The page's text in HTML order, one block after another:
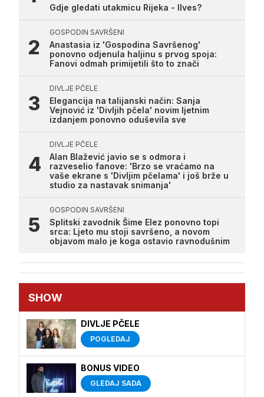
Gdje gledati utakmicu Rijeka - Ilves?
GOSPODIN SAVRŠENI
Anastasia iz 'Gospodina Savršenog'
ponovno odjenula haljinu s prvog spoja:
Fanovi odmah primijetili što to znači
DIVLJE PČELE
Elegancija na talijanski način: Sanja
Vejnović iz 'Divljih pčela' novim ljetnim
izdanjem ponovno oduševila sve
DIVLJE PČELE
Alan Blažević javio se s odmora i
razveselio fanove: 'Brzo se vraćamo na
vaše ekrane s 'Divljim pčelama' i još brže u
studio za nastavak snimanja'
GOSPODIN SAVRŠENI
Splitski zavodnik Šime Elez ponovno topi
srca: Ljeto mu stoji savršeno, a novom
objavom malo je koga ostavio ravnodušnim
SHOW
DIVLJE PČELE
POGLEDAJ
BONUS VIDEO
GLEDAJ SADA